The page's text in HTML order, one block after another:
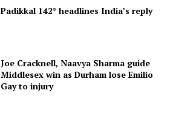
Padikkal 142* headlines India’s reply
Joe Cracknell, Naavya Sharma guide
Middlesex win as Durham lose Emilio
Gay to injury